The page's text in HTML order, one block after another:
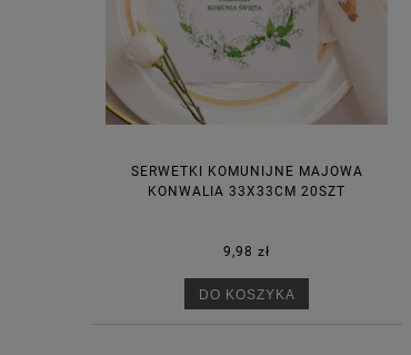
SERWETKI KOMUNIJNE MAJOWA
KONWALIA 33X33CM 20SZT
9,98 zł
DO KOSZYKA